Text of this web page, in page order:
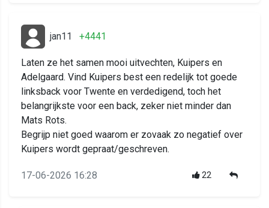
jan11 +4441
Laten ze het samen mooi uitvechten, Kuipers en
Adelgaard. Vind Kuipers best een redelijk tot goede
linksback voor Twente en verdedigend, toch het
belangrijkste voor een back, zeker niet minder dan
Mats Rots.
Begrijp niet goed waarom er zovaak zo negatief over
Kuipers wordt gepraat/geschreven.
17-06-2026 16:28 22